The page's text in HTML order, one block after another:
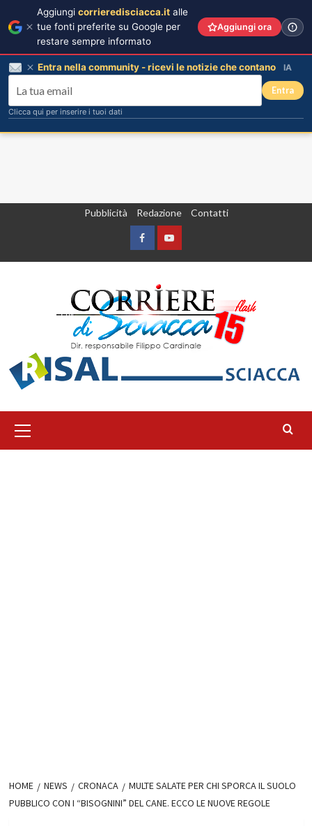
Pubblicità Redazione Contatti
FacebookYountube
principale
HOME NEWS CRONACA
MULTE SALATE PER CHI SPORCA IL SUOLO
PUBBLICO CON I “BISOGNINI” DEL CANE. ECCO LE NUOVE REGOLE
Aggiungi corrieredisciacca.it alle
tue fonti preferite su Google per
restare sempre informato
Aggiungi ora
Entra nella community - ricevi le notizie che contano IA
Entra
Clicca qui per inserire i tuoi dati